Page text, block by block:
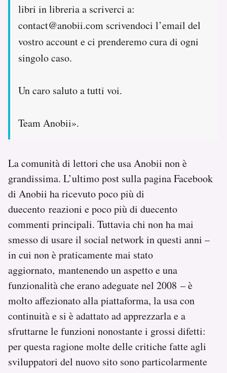
libri in libreria a scriverci a:
contact@anobii.com scrivendoci l’email del
vostro account e ci prenderemo cura di ogni
singolo caso.
Un caro saluto a tutti voi.
Team Anobii».
La comunità di lettori che usa Anobii non è
grandissima. L’ultimo post sulla pagina Facebook
di Anobii ha ricevuto poco più di
duecento reazioni e poco più di duecento
commenti principali. Tuttavia chi non ha mai
smesso di usare il social network in questi anni –
in cui non è praticamente mai stato
aggiornato, mantenendo un aspetto e una
funzionalità che erano adeguate nel 2008 – è
molto affezionato alla piattaforma, la usa con
continuità e si è adattato ad apprezzarla e a
sfruttarne le funzioni nonostante i grossi difetti:
per questa ragione molte delle critiche fatte agli
sviluppatori del nuovo sito sono particolarmente